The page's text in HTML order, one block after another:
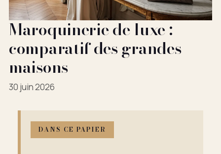
Maroquinerie de luxe :
comparatif des grandes
maisons
30 juin 2026
DANS CE PAPIER